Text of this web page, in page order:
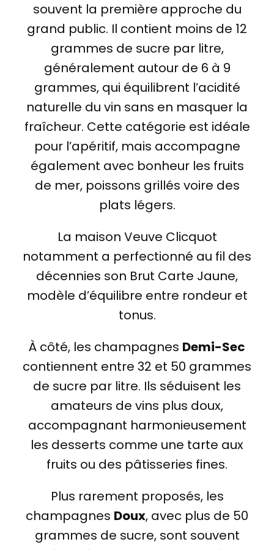
souvent la première approche du
grand public. Il contient moins de 12
grammes de sucre par litre,
généralement autour de 6 à 9
grammes, qui équilibrent l’acidité
naturelle du vin sans en masquer la
fraîcheur. Cette catégorie est idéale
pour l’apéritif, mais accompagne
également avec bonheur les fruits
de mer, poissons grillés voire des
plats légers.
La maison Veuve Clicquot
notamment a perfectionné au fil des
décennies son Brut Carte Jaune,
modèle d’équilibre entre rondeur et
tonus.
À côté, les champagnes Demi-Sec
contiennent entre 32 et 50 grammes
de sucre par litre. Ils séduisent les
amateurs de vins plus doux,
accompagnant harmonieusement
les desserts comme une tarte aux
fruits ou des pâtisseries fines.
Plus rarement proposés, les
champagnes Doux, avec plus de 50
grammes de sucre, sont souvent